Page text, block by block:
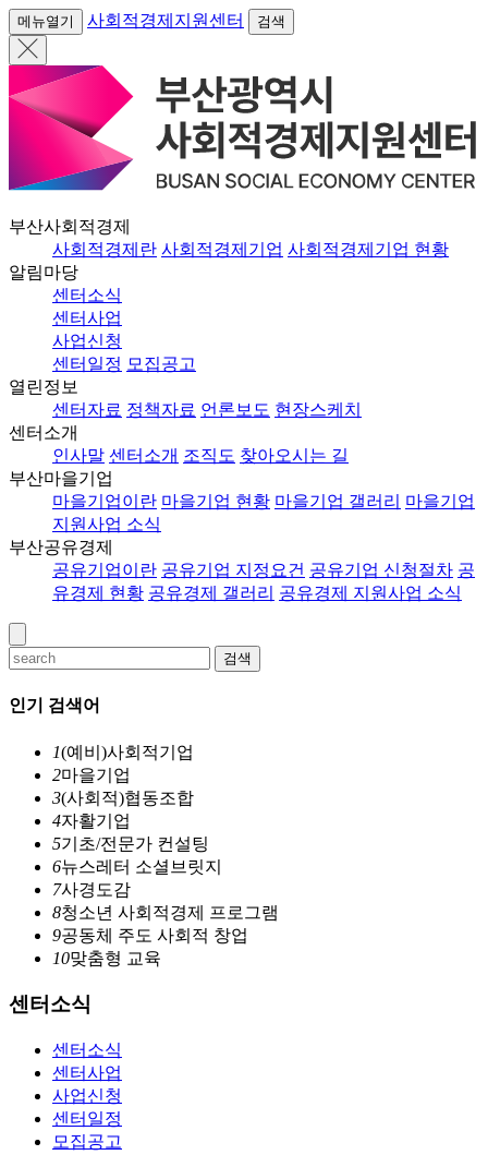
메뉴열기 사회적경제지원센터 검색
부산사회적경제
사회적경제란 사회적경제기업 사회적경제기업 현황
알림마당
센터소식
센터사업
사업신청
센터일정 모집공고
열린정보
센터자료 정책자료 언론보도 현장스케치
센터소개
인사말 센터소개 조직도 찾아오시는 길
부산마을기업
마을기업이란 마을기업 현황 마을기업 갤러리 마을기업
지원사업 소식
부산공유경제
공유기업이란 공유기업 지정요건 공유기업 신청절차 공
유경제 현황 공유경제 갤러리 공유경제 지원사업 소식
검색
인기 검색어
1(예비)사회적기업
2마을기업
3(사회적)협동조합
4자활기업
5기초/전문가 컨설팅
6뉴스레터 소셜브릿지
7사경도감
8청소년 사회적경제 프로그램
9공동체 주도 사회적 창업
10맞춤형 교육
센터소식
센터소식
센터사업
사업신청
센터일정
모집공고